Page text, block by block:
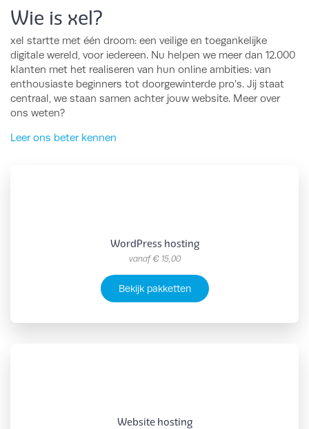
Wie is xel?
xel startte met één droom: een veilige en toegankelijke
digitale wereld, voor iedereen. Nu helpen we meer dan 12.000
klanten met het realiseren van hun online ambities: van
enthousiaste beginners tot doorgewinterde pro’s. Jij staat
centraal, we staan samen achter jouw website. Meer over
ons weten?
Leer ons beter kennen
WordPress hosting
vanaf€ 15,00
Bekijk pakketten
Website hosting